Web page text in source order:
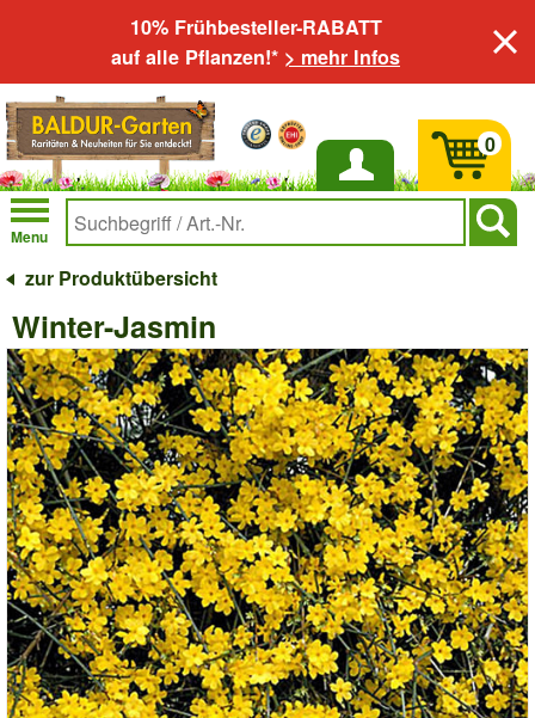
10% Frühbesteller-RABATT
auf alle Pflanzen!* > mehr Infos
Anmelden
Menu
0
zur Produktübersicht
Winter-Jasmin